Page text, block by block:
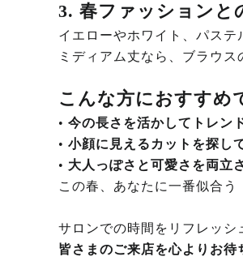
3. 春ファッションと
イエローやホワイト、パス
ミディアム丈なら、ブラウ
こんな方におすすめ
• 今の長さを活かしてトレン
• 小顔に見えるカットを探し
• 大人っぽさと可愛さを両立
この春、あなたに一番似合
サロンでの時間をリフレッ
皆さまのご来店を心よりお待